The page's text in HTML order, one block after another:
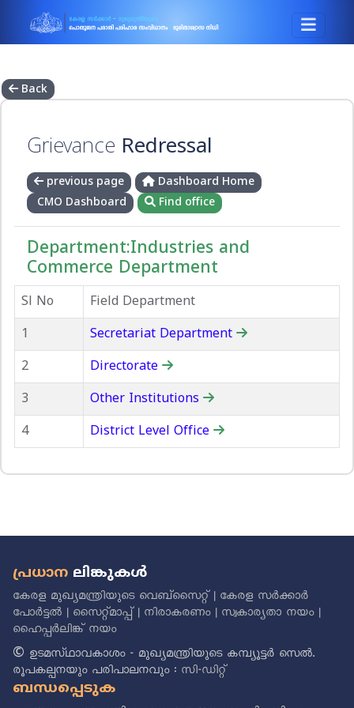
Back
Grievance Redressal
previous page
Dashboard Home
CMO Dashboard
Find office
Department:Industries and
Commerce Department
Sl No Field Department
1 Secretariat Department
2 Directorate
3 Other Institutions
4 District Level Office
പ്രധാന ലിങ്കുകൾ
കേരള മുഖ്യമന്ത്രിയുടെ വെബ്സൈറ്റ്| കേരള സർക്കാർ
പോർട്ടൽ | സൈറ്റ്മാപ്പ്| നിരാകരണം| സ്വകാര്യതാ നയം|
ഹൈപ്പർലിങ്ക് നയം
© ഉടമസ്‌ഥാവകാശം - മുഖ്യമന്ത്രിയുടെ കമ്പ്യൂട്ടർ സെൽ.
രൂപകല്പനയും പരിപാലനവും : സി-ഡിറ്റ്
ബന്ധപ്പെടുക